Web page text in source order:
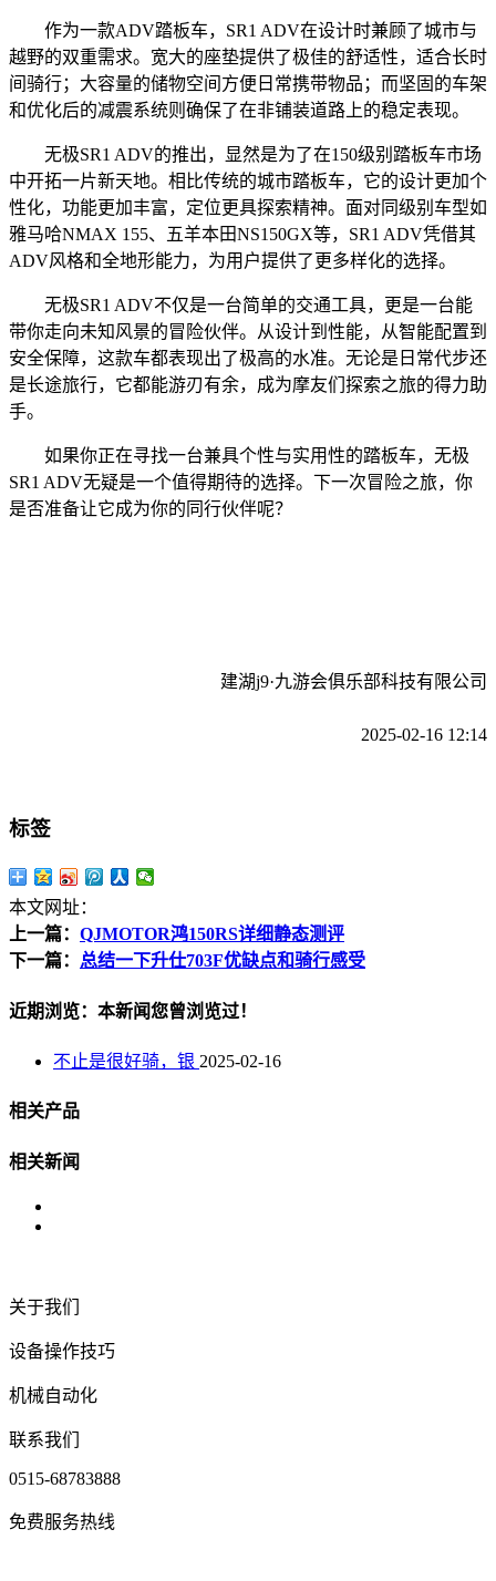
作为一款ADV踏板车，SR1 ADV在设计时兼顾了城市与
越野的双重需求。宽大的座垫提供了极佳的舒适性，适合长时
间骑行；大容量的储物空间方便日常携带物品；而坚固的车架
和优化后的减震系统则确保了在非铺装道路上的稳定表现。
无极SR1 ADV的推出，显然是为了在150级别踏板车市场
中开拓一片新天地。相比传统的城市踏板车，它的设计更加个
性化，功能更加丰富，定位更具探索精神。面对同级别车型如
雅马哈NMAX 155、五羊本田NS150GX等，SR1 ADV凭借其
ADV风格和全地形能力，为用户提供了更多样化的选择。
无极SR1 ADV不仅是一台简单的交通工具，更是一台能
带你走向未知风景的冒险伙伴。从设计到性能，从智能配置到
安全保障，这款车都表现出了极高的水准。无论是日常代步还
是长途旅行，它都能游刃有余，成为摩友们探索之旅的得力助
手。
如果你正在寻找一台兼具个性与实用性的踏板车，无极
SR1 ADV无疑是一个值得期待的选择。下一次冒险之旅，你
是否准备让它成为你的同行伙伴呢？
建湖j9·九游会俱乐部科技有限公司
2025-02-16 12:14
标签
本文网址：
上一篇： QJMOTOR鸿150RS详细静态测评
下一篇： 总结一下升仕703F优缺点和骑行感受
近期浏览：本新闻您曾浏览过！
不止是很好骑，银 2025-02-16
相关产品
相关新闻
关于我们
设备操作技巧
机械自动化
联系我们
0515-68783888
免费服务热线